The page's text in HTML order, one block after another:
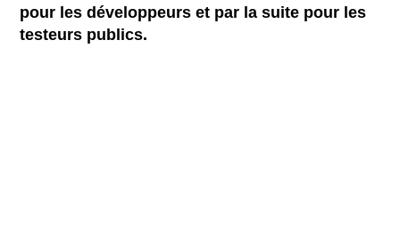
pour les développeurs et par la suite pour les
testeurs publics.